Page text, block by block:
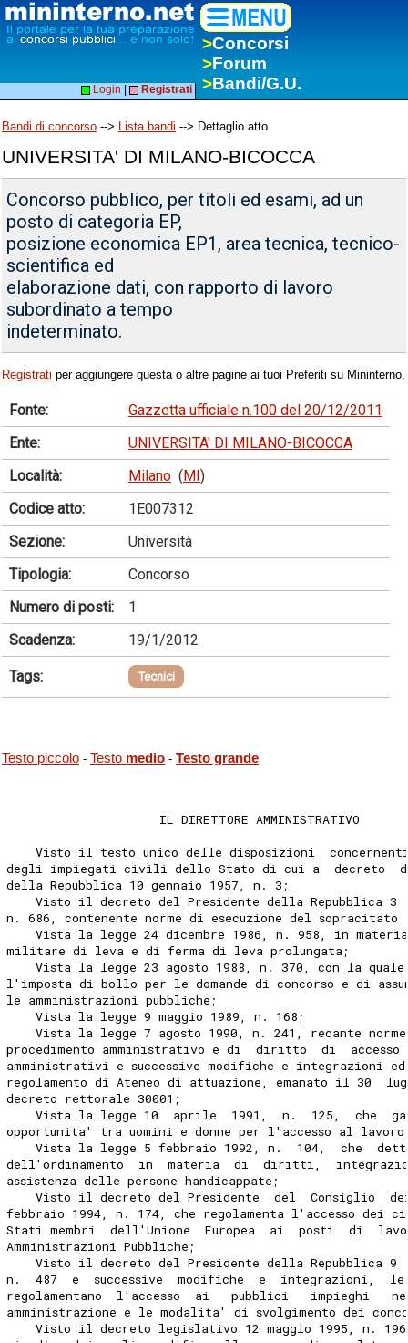
>Concorsi
>Forum
>Bandi/G.U.
Login Registrati
Bandi di concorso --> Lista bandi --> Dettaglio atto
UNIVERSITA' DI MILANO-BICOCCA
Concorso pubblico, per titoli ed esami, ad un
posto di categoria EP,
posizione economica EP1, area tecnica, tecnico-
scientifica ed
elaborazione dati, con rapporto di lavoro
subordinato a tempo
indeterminato.
Registrati per aggiungere questa o altre pagine ai tuoi Preferiti su Mininterno.
Fonte:
Gazzetta ufficiale n.100 del 20/12/2011
Ente:
UNIVERSITA' DI MILANO-BICOCCA
Località:
Milano (MI)
Codice atto:
1E007312
Sezione:
Università
Tipologia:
Concorso
Numero di posti:
1
Scadenza:
19/1/2012
Tags: Tecnici
Testo piccolo - Testo medio - Testo grande
                     IL DIRETTORE AMMINISTRATIVO
Visto il testo unico delle disposizioni
degli impiegati civili dello Stato di cui a  decreto
della Repubblica 10 gennaio 1957, n. 3;
Visto il decreto del Presidente della Repubblica 3
n. 686, contenente norme di esecuzione del
Vista la legge 24 dicembre 1986, n. 958, in
militare di leva e di ferma di leva prolungata;
Vista la legge 23 agosto 1988, n. 370, con la
l'imposta di bollo per le domande di concorso e di
le amministrazioni pubbliche;
    Vista la legge 9 maggio 1989, n. 168;
Vista la legge 7 agosto 1990, n. 241, recante
procedimento amministrativo e di  diritto  di  accesso
amministrativi e successive modifiche e integrazioni
regolamento di Ateneo di attuazione, emanato il 30
decreto rettorale 30001;
Vista la legge 10  aprile  1991,  n.  125,  che
opportunita' tra uomini e donne per l'accesso al
Vista la legge 5 febbraio 1992, n.  104,  che
dell'ordinamento  in  materia  di  diritti,
assistenza delle persone handicappate;
Visto il decreto del Presidente  del  Consiglio
febbraio 1994, n. 174, che regolamenta l'accesso dei
Stati membri  dell'Unione  Europea  ai  posti  di
Amministrazioni Pubbliche;
Visto il decreto del Presidente della Repubblica 9
n.  487  e  successive  modifiche  e  integrazioni,
regolamentano  l'accesso  ai   pubblici   impieghi
amministrazione e le modalita' di svolgimento dei
Visto il decreto legislativo 12 maggio 1995, n.